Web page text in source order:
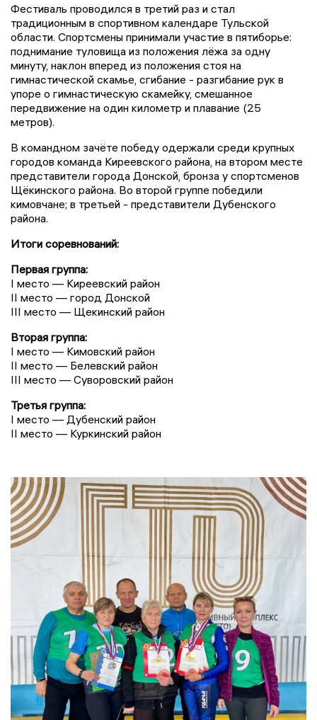
Фестиваль проводился в третий раз и стал
традиционным в спортивном календаре Тульской
области. Спортсмены принимали участие в пятиборье:
поднимание туловища из положения лёжа за одну
минуту, наклон вперед из положения стоя на
гимнастической скамье, сгибание - разгибание рук в
упоре о гимнастическую скамейку, смешанное
передвижение на один километр и плавание (25
метров).
В командном зачёте победу одержали среди крупных
городов команда Киреевского района, на втором месте
представители города Донской, бронза у спортсменов
Щёкинского района. Во второй группе победили
кимовчане; в третьей - представители Дубенского
района.
Итоги соревнований:
Первая группа:
I место — Киреевский район
II место — город Донской
III место — Щекинский район
Вторая группа:
I место — Кимовский район
II место — Белевский район
III место — Суворовский район
Третья группа:
I место — Дубенский район
II место — Куркинский район